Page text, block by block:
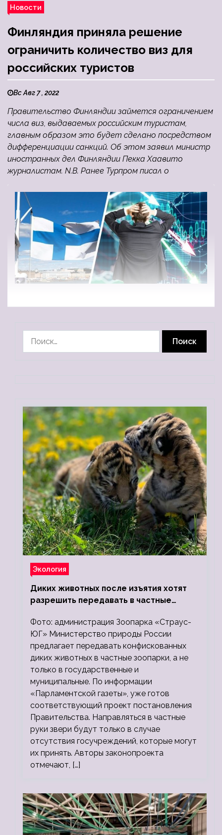
Новости
Финляндия приняла решение
ограничить количество виз для
российских туристов
Вс Авг 7 , 2022
Правительство Финляндии займется ограничением
числа виз, выдаваемых российским туристам,
главным образом это будет сделано посредством
дифференциации санкций. Об этом заявил министр
иностранных дел Финляндии Пекка Хаавито
журналистам. N.B. Ранее Турпром писал о
Экология
Диких животных после изъятия хотят
разрешить передавать в частные
Фото: администрация Зоопарка «Страус-
ЮГ» Министерство природы России
предлагает передавать конфискованных
диких животных в частные зоопарки, а не
только в государственные и
муниципальные. По информации
«Парламентской газеты», уже готов
соответствующий проект постановления
Правительства. Направляться в частные
руки звери будут только в случае
отсутствия госучреждений, которые могут
их принять. Авторы законопроекта
отмечают, […]